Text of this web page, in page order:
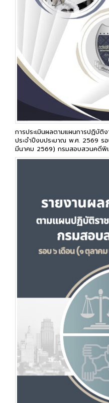
การประเมินผลตามแผนการปฏิบัติ
ประจำปีงบประมาณ พ.ศ. 2569
มีนาคม 2569) กรมสอบสวนคดีพิ